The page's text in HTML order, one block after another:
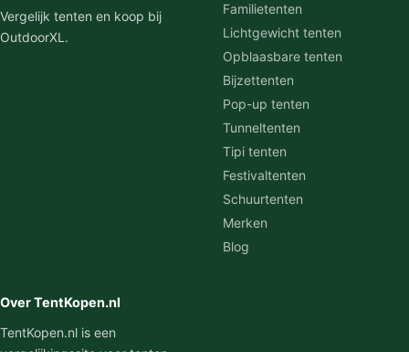
Vergelijk tenten en koop bij
OutdoorXL.
Familietenten
Lichtgewicht tenten
Opblaasbare tenten
Bijzettenten
Pop-up tenten
Tunneltenten
Tipi tenten
Festivaltenten
Schuurtenten
Merken
Blog
Over TentKopen.nl
TentKopen.nl is een